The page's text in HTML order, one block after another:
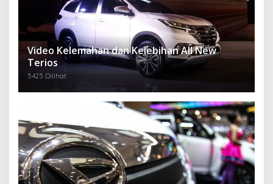
Video Kelemahan dan Kelebihan All New
Terios
5425 Dilihat